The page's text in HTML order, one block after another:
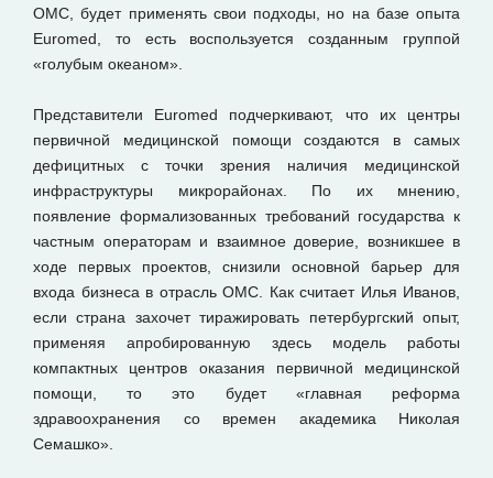
ОМС, будет применять свои подходы, но на базе опыта
Euromed, то есть воспользуется созданным группой
«голубым океаном».
Представители Euromed подчеркивают, что их центры
первичной медицинской помощи создаются в самых
дефицитных с точки зрения наличия медицинской
инфраструктуры микрорайонах. По их мнению,
появление формализованных требований государства к
частным операторам и взаимное доверие, возникшее в
ходе первых проектов, снизили основной барьер для
входа бизнеса в отрасль ОМС. Как считает Илья Иванов,
если страна захочет тиражировать петербургский опыт,
применяя апробированную здесь модель работы
компактных центров оказания первичной медицинской
помощи, то это будет «главная реформа
здравоохранения со времен академика Николая
Семашко».